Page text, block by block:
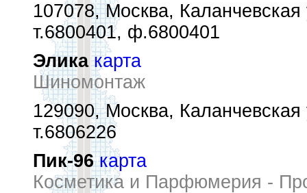
107078, Москва,
т.6800401, ф.6800401
Элика карта
Шиномонтаж
129090, Москва, Каланчевская
т.6806226
Пик-96 карта
Косметика и Парфюмерия -